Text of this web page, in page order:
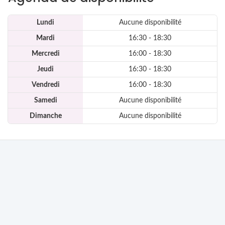
changer la tendance.
Lundi Aucune disponibilité
Mardi 16:30 - 18:30
Mercredi 16:00 - 18:30
Jeudi 16:30 - 18:30
Vendredi 16:00 - 18:30
Samedi Aucune disponibilité
Dimanche Aucune disponibilité